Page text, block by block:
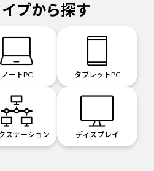
プから探す
ノートPC タブレットPC
ステーション ディスプレイ